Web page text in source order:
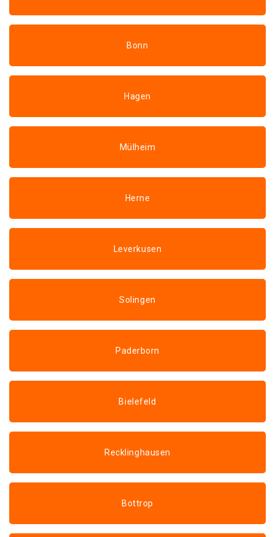
Bonn
Hagen
Mülheim
Herne
Leverkusen
Solingen
Paderborn
Bielefeld
Recklinghausen
Bottrop